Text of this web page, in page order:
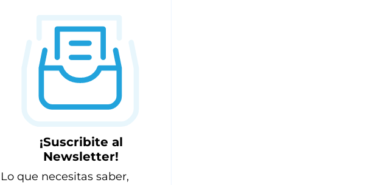
¡Suscribite al
Newsletter!
Lo que necesitas saber,